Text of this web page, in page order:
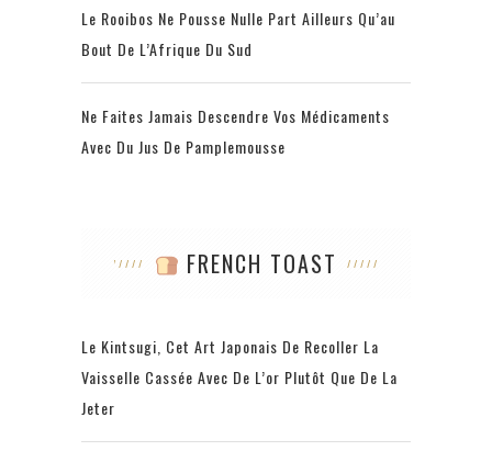
Le Rooibos Ne Pousse Nulle Part Ailleurs Qu’au
Bout De L’Afrique Du Sud
Ne Faites Jamais Descendre Vos Médicaments
Avec Du Jus De Pamplemousse
FRENCH TOAST
Le Kintsugi, Cet Art Japonais De Recoller La
Vaisselle Cassée Avec De L’or Plutôt Que De La
Jeter